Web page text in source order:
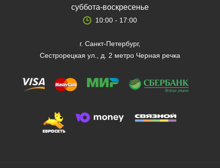
суббота-воскресенье
10:00 - 17:00
г. Санкт-Петербург,
Сестрорецкая ул., д. 2 метро Черная речка